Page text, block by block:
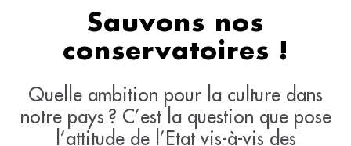
Sauvons nos
conservatoires !
Quelle ambition pour la culture dans
notre pays ? C’est la question que pose
l’attitude de l’Etat vis-à-vis des